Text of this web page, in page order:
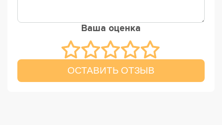
Ваша оценка
ОСТАВИТЬ ОТЗЫВ